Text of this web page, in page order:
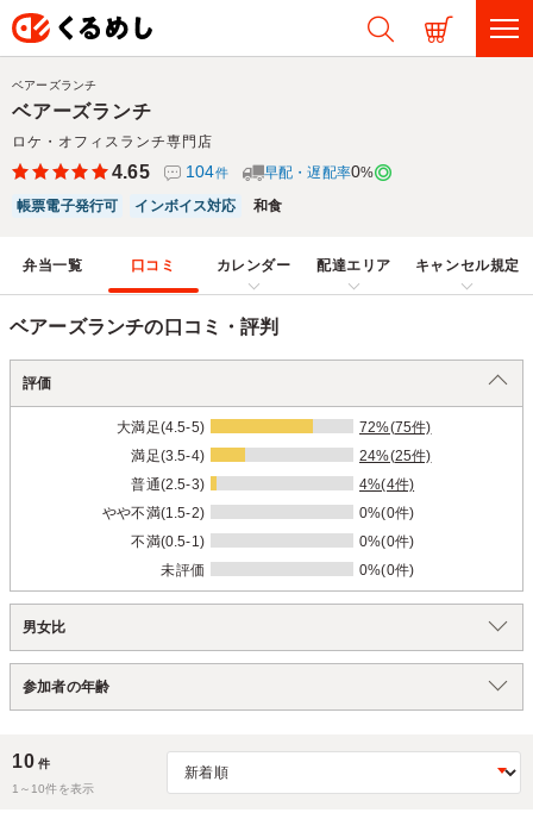
ベアーズランチ
ロケ・オフィスランチ専門店
ベアーズランチ
4.65 104件 早配・遅配率0%
帳票電子発行可
インボイス対応 和食
弁当一覧 口コミ カレンダー 配達エリア キャンセル規定
ベアーズランチの口コミ・評判
評価
大満足(4.5-5)
72%(75件)
満足(3.5-4)
24%(25件)
普通(2.5-3)
4%(4件)
やや不満(1.5-2)
0%(0件)
不満(0.5-1)
0%(0件)
未評価
0%(0件)
男女比
参加者の年齢
10 件
1～ 10件を表示